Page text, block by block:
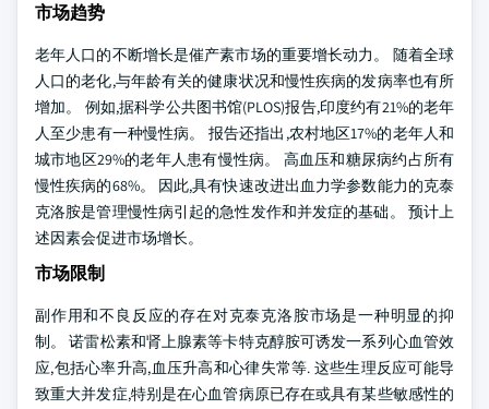
市场趋势
老年人口的不断增长是催产素市场的重要增长动力。 随着全球
人口的老化,与年龄有关的健康状况和慢性疾病的发病率也有所
增加。 例如,据科学公共图书馆(PLOS)报告,印度约有21%的老年
人至少患有一种慢性病。 报告还指出,农村地区17%的老年人和
城市地区29%的老年人患有慢性病。 高血压和糖尿病约占所有
慢性疾病的68%。 因此,具有快速改进出血力学参数能力的克泰
克洛胺是管理慢性病引起的急性发作和并发症的基础。 预计上
述因素会促进市场增长。
市场限制
副作用和不良反应的存在对克泰克洛胺市场是一种明显的抑
制。 诺雷松素和肾上腺素等卡特克醇胺可诱发一系列心血管效
应,包括心率升高,血压升高和心律失常等. 这些生理反应可能导
致重大并发症,特别是在心血管病原已存在或具有某些敏感性的